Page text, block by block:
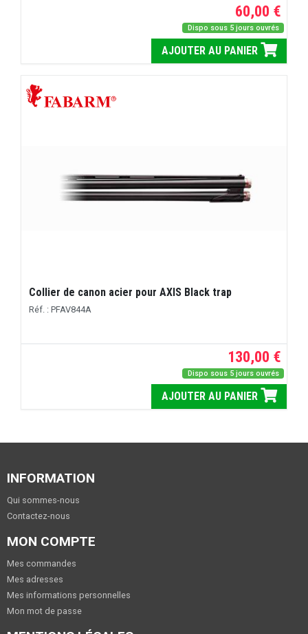
60,00 €
Dispo sous 5 jours ouvrés
AJOUTER AU PANIER
Collier de canon acier pour AXIS Black trap
Réf. : PFAV844A
130,00 €
Dispo sous 5 jours ouvrés
AJOUTER AU PANIER
INFORMATION
Qui sommes-nous
Contactez-nous
MON COMPTE
Mes commandes
Mes adresses
Mes informations personnelles
Mon mot de passe